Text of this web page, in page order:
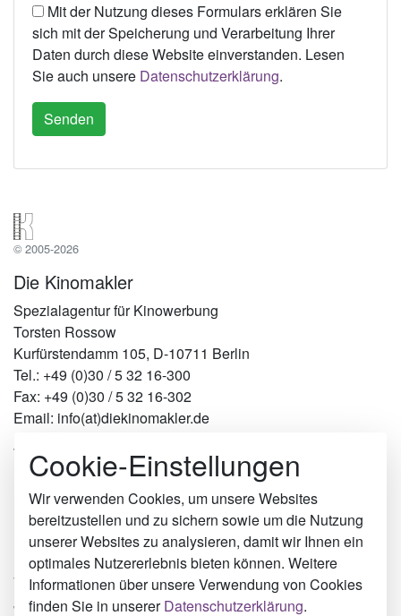
Mit der Nutzung dieses Formulars erklären Sie
sich mit der Speicherung und Verarbeitung Ihrer
Daten durch diese Website einverstanden. Lesen
Sie auch unsere Datenschutzerklärung.
© 2005-2026
Die Kinomakler
Spezialagentur für Kinowerbung
Torsten Rossow
Kurfürstendamm 105, D-10711 Berlin
Tel.: +49 (0)30 / 5 32 16-300
Fax: +49 (0)30 / 5 32 16-302
Email: info(at)diekinomakler.de
Werben in Städten
Berlin
Hamburg
München
Köln
Radevormwald
Trier
Juist
Cookie-Einstellungen
Wir verwenden Cookies, um unsere Websites
bereitzustellen und zu sichern sowie um die Nutzung
unserer Websites zu analysieren, damit wir Ihnen ein
optimales Nutzererlebnis bieten können. Weitere
Informationen über unsere Verwendung von Cookies
finden Sie in unsererDatenschutzerklärung.